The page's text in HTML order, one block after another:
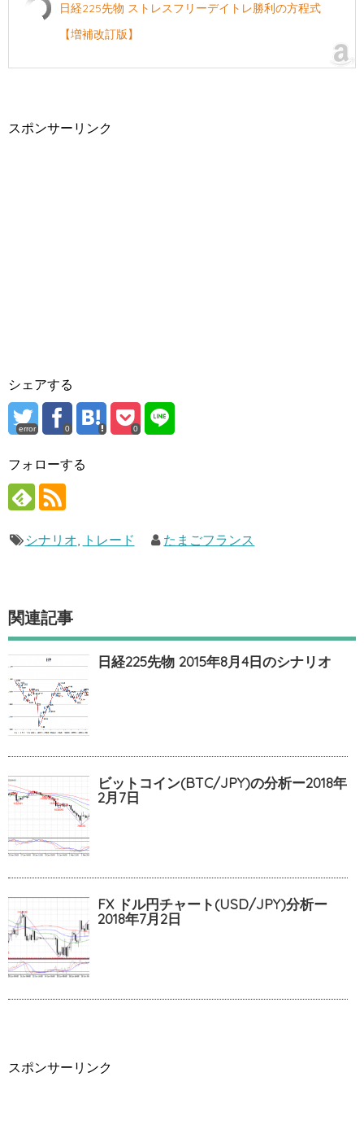
日経225先物 ストレスフリーデイトレ勝利の方程式
【増補改訂版】
スポンサーリンク
シェアする
error 0 0
フォローする
シナリオ トレード たまごフランス
関連記事
日経225先物 2015年8月4日のシナリオ
ビットコイン(BTC/JPY)の分析ー2018年
2月7日
FX ドル円チャート(USD/JPY)分析ー
2018年7月2日
スポンサーリンク